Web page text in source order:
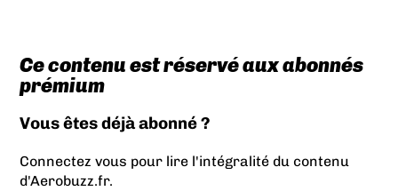
Ce contenu est réservé aux abonnés
prémium
Vous êtes déjà abonné ?
Connectez vous pour lire l'intégralité du contenu
d'Aerobuzz.fr.